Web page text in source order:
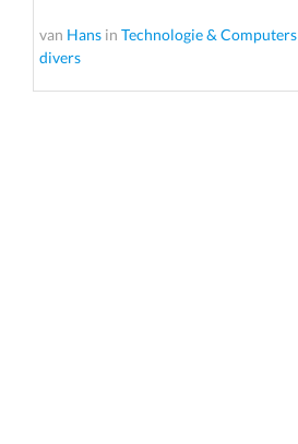
van Hans in Technologie & Computers
divers